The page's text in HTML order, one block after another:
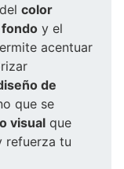
color
y el
acentuar
de
que se
visual que
refuerza tu